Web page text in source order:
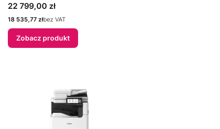
Cena
22 799,00 zł
Cena
18 535,77 złbez VAT
Zobacz produkt